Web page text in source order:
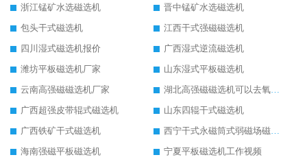
浙江锰矿水选磁选机
晋中锰矿水选磁选机
包头干式磁选机
江西干式强磁磁选机
四川湿式磁选机报价
广西湿式逆流磁选机
潍坊平板磁选机厂家
山东湿式平板磁选机
云南高强磁磁选机厂家
湖北高强磁磁选机可以去氧化铝
广西超强皮带辊式磁选机
山东四辊干式磁选机
广西铁矿干式磁选机
西宁干式永磁筒式弱磁场磁选机结构图
海南强磁平板磁选机
宁夏平板磁选机工作视频